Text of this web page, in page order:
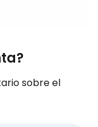
sobre el